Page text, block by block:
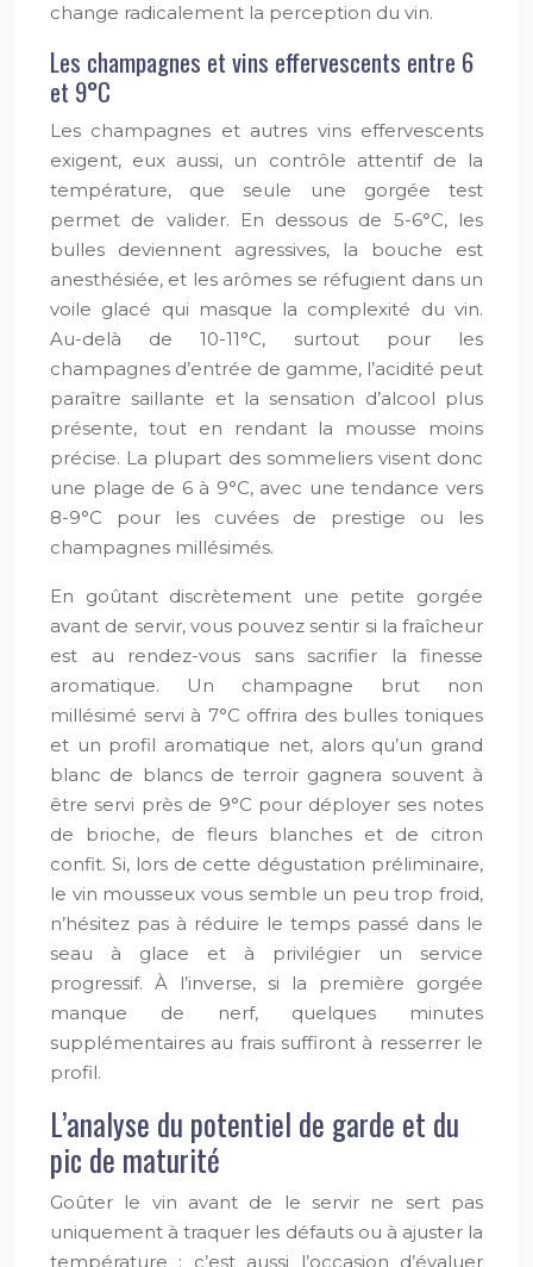
change radicalement la perception du vin.
Les champagnes et vins effervescents entre 6
et 9°C
Les champagnes et autres vins effervescents
exigent, eux aussi, un contrôle attentif de la
température, que seule une gorgée test
permet de valider. En dessous de 5-6°C, les
bulles deviennent agressives, la bouche est
anesthésiée, et les arômes se réfugient dans un
voile glacé qui masque la complexité du vin.
Au-delà de 10-11°C, surtout pour les
champagnes d’entrée de gamme, l’acidité peut
paraître saillante et la sensation d’alcool plus
présente, tout en rendant la mousse moins
précise. La plupart des sommeliers visent donc
une plage de 6 à 9°C, avec une tendance vers
8-9°C pour les cuvées de prestige ou les
champagnes millésimés.
En goûtant discrètement une petite gorgée
avant de servir, vous pouvez sentir si la fraîcheur
est au rendez-vous sans sacrifier la finesse
aromatique. Un champagne brut non
millésimé servi à 7°C offrira des bulles toniques
et un profil aromatique net, alors qu’un grand
blanc de blancs de terroir gagnera souvent à
être servi près de 9°C pour déployer ses notes
de brioche, de fleurs blanches et de citron
confit. Si, lors de cette dégustation préliminaire,
le vin mousseux vous semble un peu trop froid,
n’hésitez pas à réduire le temps passé dans le
seau à glace et à privilégier un service
progressif. À l’inverse, si la première gorgée
manque de nerf, quelques minutes
supplémentaires au frais suffiront à resserrer le
profil.
L’analyse du potentiel de garde et du
pic de maturité
Goûter le vin avant de le servir ne sert pas
uniquement à traquer les défauts ou à ajuster la
température : c’est aussi l’occasion d’évaluer